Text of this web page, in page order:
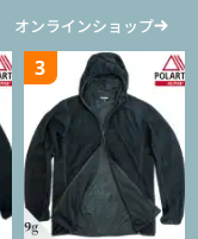
オンラインショップ
3